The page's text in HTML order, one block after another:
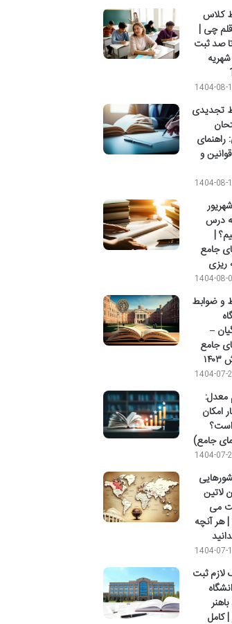
کلاس
چی |
صد ثبت
1404-08-
تجدیدی
راهنمای
و
1404-08-
درس
|
جامع
ریزی
1404-08-
و ضوابط
–
جامع
1404-07-
معدل:
امکان
جامع)
1404-07-
لاتین
می
| هر آنچه
1404-07-
لازم ثبت
| کامل